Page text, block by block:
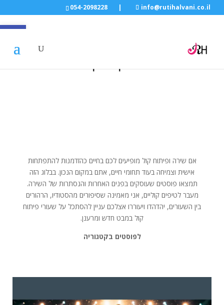
054-2098228 | info@rutihalvani.co.il
מסלול לחובבי שירה –
אם שירה ופיתוח קול מופיעים לכם בחיים כהזדמנות להתפתחות
אישית וצמיחה בעוד תחומי חיים, אתם במקום הנכון. בבלוג הזה
תמצאו פוסטים שעוסקים בפנים האחרות והנסתרות של השירה.
מעבר לטיפים קוליים, אני מאמינה שסיפורים מהסטודיו, הרהורים
בין השעורים, יהדהדו ויעוררו אצלכם עניין להסתכל על שעורי פיתוח
קול במבט חדש ומרענן.
לפוסטים בקטגוריה
פתח